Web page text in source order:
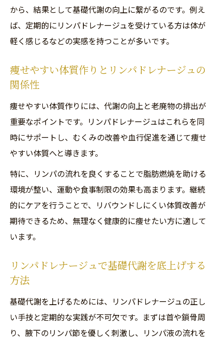
から、結果として基礎代謝の向上に繋がるのです。例え
ば、定期的にリンパドレナージュを受けている方は体が
軽く感じるなどの実感を持つことが多いです。
痩せやすい体質作りとリンパドレナージュの
関係性
痩せやすい体質作りには、代謝の向上と老廃物の排出が
重要なポイントです。リンパドレナージュはこれらを同
時にサポートし、むくみの改善や血行促進を通じて痩せ
やすい体質へと導きます。
特に、リンパの流れを良くすることで脂肪燃焼を助ける
環境が整い、運動や食事制限の効果も高まります。継続
的にケアを行うことで、リバウンドしにくい体質改善が
期待できるため、無理なく健康的に痩せたい方に適して
います。
リンパドレナージュで基礎代謝を底上げする
方法
基礎代謝を上げるためには、リンパドレナージュの正し
い手技と定期的な実践が不可欠です。まずは首や鎖骨周
り、腋下のリンパ節を優しく刺激し、リンパ液の流れを